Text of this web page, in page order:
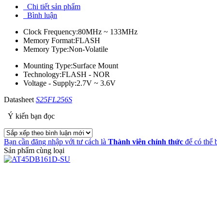
Chi tiết sản phẩm
Bình luận
Clock Frequency:80MHz ~ 133MHz
Memory Format:FLASH
Memory Type:Non-Volatile
Mounting Type:Surface Mount
Technology:FLASH - NOR
Voltage - Supply:2.7V ~ 3.6V
Datasheet S25FL256S
Ý kiến bạn đọc
Bạn cần đăng nhập với tư cách là Thành viên chính thức để có thể
Sản phẩm cùng loại